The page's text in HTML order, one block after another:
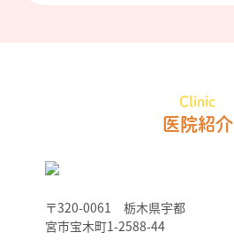
Clinic
医院紹介
〒320-0061 栃木県宇都
宮市宝木町1-2588-44